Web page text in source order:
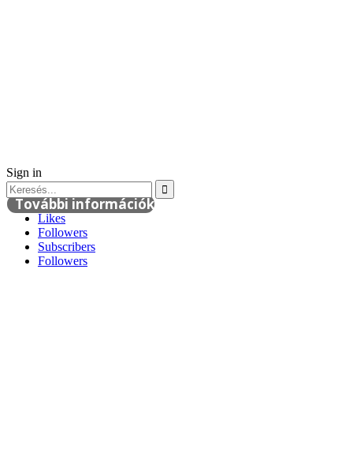
További információk
Sign in
Likes
Followers
Subscribers
Followers